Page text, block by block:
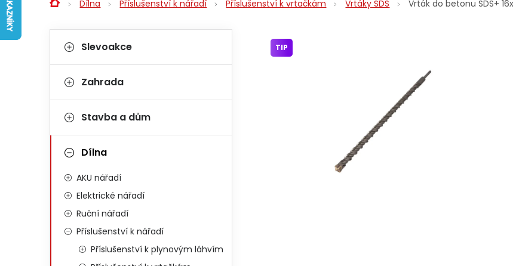
DomůDílna Příslušenství k nářadí Příslušenství k vrtačkám Vrtáky SDS Vrták do betonu SDS+
Postranní panel
Kategorie
Slevoakce
Zahrada
Stavba a dům
Dílna
AKU nářadí
Elektrické nářadí
Ruční nářadí
Příslušenství k nářadí
Příslušenství k plynovým láhvím
TIP